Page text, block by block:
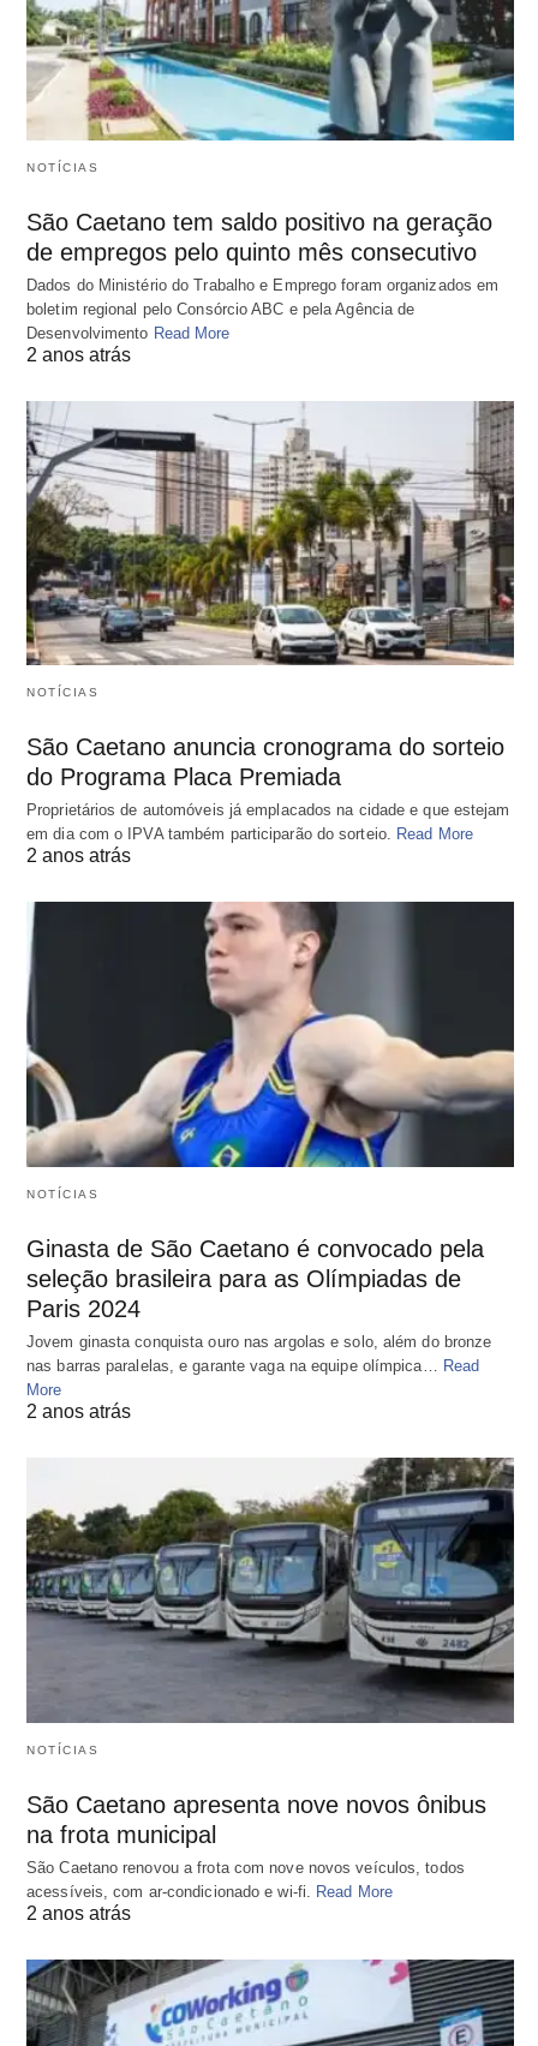
NOTÍCIAS
São Caetano tem saldo positivo na geração
de empregos pelo quinto mês consecutivo
Dados do Ministério do Trabalho e Emprego foram organizados em
boletim regional pelo Consórcio ABC e pela Agência de
Desenvolvimento Read More
2 anos atrás
NOTÍCIAS
São Caetano anuncia cronograma do sorteio
do Programa Placa Premiada
Proprietários de automóveis já emplacados na cidade e que estejam
em dia com o IPVA também participarão do sorteio. Read More
2 anos atrás
NOTÍCIAS
Ginasta de São Caetano é convocado pela
seleção brasileira para as Olímpiadas de
Paris 2024
Jovem ginasta conquista ouro nas argolas e solo, além do bronze
nas barras paralelas, e garante vaga na equipe olímpica…
Read
More
2 anos atrás
NOTÍCIAS
São Caetano apresenta nove novos ônibus
na frota municipal
São Caetano renovou a frota com nove novos veículos, todos
acessíveis, com ar-condicionado e wi-fi. Read More
2 anos atrás